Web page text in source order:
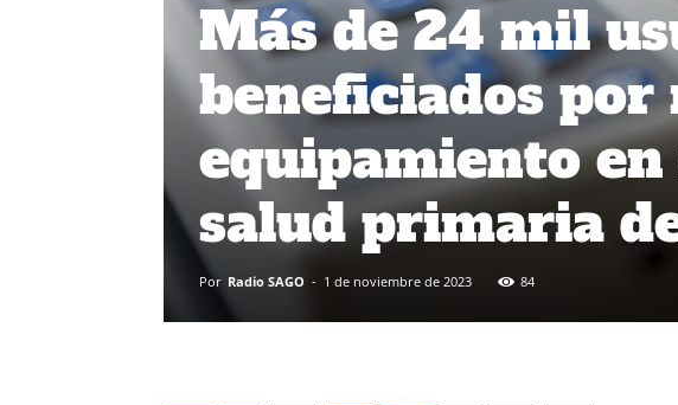
Más de 24 mil
beneficiados por
equipamiento
salud primaria
Por Radio SAGO - 1 de noviembre de 2023 84